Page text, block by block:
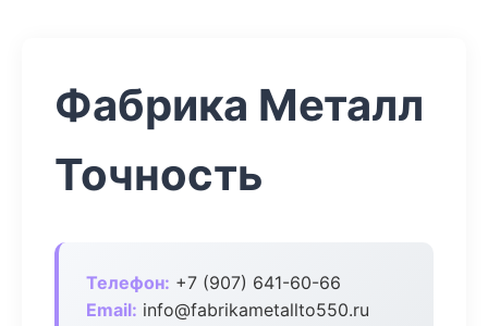
Фабрика Металл
Точность
Телефон: +7 (907) 641-60-66
Email: info@fabrikametallto550.ru